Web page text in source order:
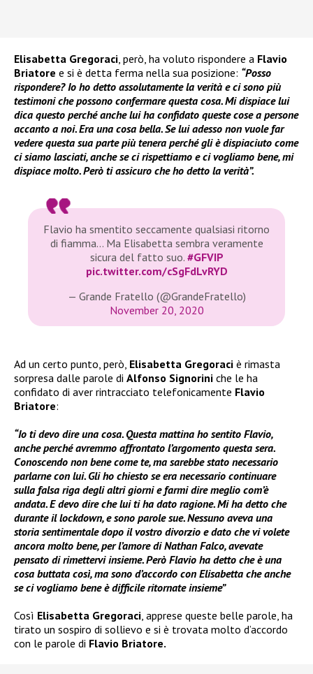
Elisabetta Gregoraci, però, ha voluto rispondere a Flavio
Briatore e si è detta ferma nella sua posizione: “Posso
rispondere? Io ho detto assolutamente la verità e ci sono più
testimoni che possono confermare questa cosa. Mi dispiace lui
dica questo perché anche lui ha confidato queste cose a persone
accanto a noi. Era una cosa bella. Se lui adesso non vuole far
vedere questa sua parte più tenera perché gli è dispiaciuto come
ci siamo lasciati, anche se ci rispettiamo e ci vogliamo bene, mi
dispiace molto. Però ti assicuro che ho detto la verità”.
Flavio ha smentito seccamente qualsiasi ritorno
di fiamma… Ma Elisabetta sembra veramente
sicura del fatto suo. #GFVIP
pic.twitter.com/cSgFdLvRYD
— Grande Fratello (@GrandeFratello)
November 20, 2020
Ad un certo punto, però, Elisabetta Gregoraci è rimasta
sorpresa dalle parole di Alfonso Signorini che le ha
confidato di aver rintracciato telefonicamente Flavio
Briatore:
“Io ti devo dire una cosa. Questa mattina ho sentito Flavio,
anche perché avremmo affrontato l’argomento questa sera.
Conoscendo non bene come te, ma sarebbe stato necessario
parlarne con lui. Gli ho chiesto se era necessario continuare
sulla falsa riga degli altri giorni e farmi dire meglio com’è
andata. E devo dire che lui ti ha dato ragione. Mi ha detto che
durante il lockdown, e sono parole sue. Nessuno aveva una
storia sentimentale dopo il vostro divorzio e dato che vi volete
ancora molto bene, per l’amore di Nathan Falco, avevate
pensato di rimettervi insieme. Però Flavio ha detto che è una
cosa buttata così, ma sono d’accordo con Elisabetta che anche
se ci vogliamo bene è difficile ritornate insieme”
Così Elisabetta Gregoraci, apprese queste belle parole, ha
tirato un sospiro di sollievo e si è trovata molto d’accordo
con le parole di Flavio Briatore.